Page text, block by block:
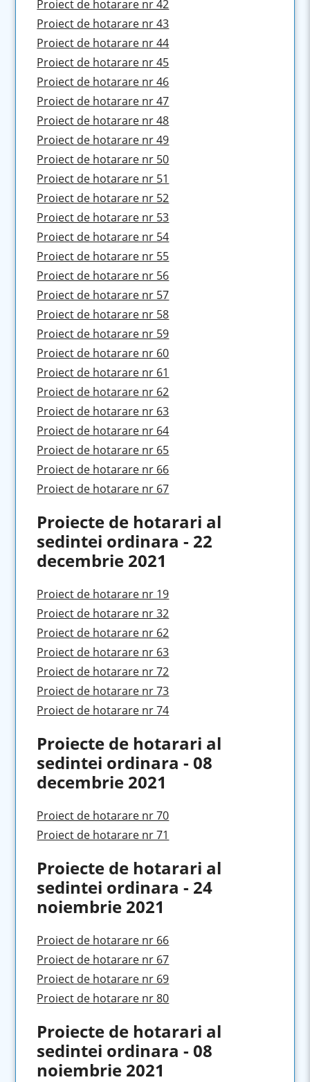
Proiect de hotarare nr 42
Proiect de hotarare nr 43
Proiect de hotarare nr 44
Proiect de hotarare nr 45
Proiect de hotarare nr 46
Proiect de hotarare nr 47
Proiect de hotarare nr 48
Proiect de hotarare nr 49
Proiect de hotarare nr 50
Proiect de hotarare nr 51
Proiect de hotarare nr 52
Proiect de hotarare nr 53
Proiect de hotarare nr 54
Proiect de hotarare nr 55
Proiect de hotarare nr 56
Proiect de hotarare nr 57
Proiect de hotarare nr 58
Proiect de hotarare nr 59
Proiect de hotarare nr 60
Proiect de hotarare nr 61
Proiect de hotarare nr 62
Proiect de hotarare nr 63
Proiect de hotarare nr 64
Proiect de hotarare nr 65
Proiect de hotarare nr 66
Proiect de hotarare nr 67
Proiecte de hotarari al
sedintei ordinara - 22
decembrie 2021
Proiect de hotarare nr 19
Proiect de hotarare nr 32
Proiect de hotarare nr 62
Proiect de hotarare nr 63
Proiect de hotarare nr 72
Proiect de hotarare nr 73
Proiect de hotarare nr 74
Proiecte de hotarari al
sedintei ordinara - 08
decembrie 2021
Proiect de hotarare nr 70
Proiect de hotarare nr 71
Proiecte de hotarari al
sedintei ordinara - 24
noiembrie 2021
Proiect de hotarare nr 66
Proiect de hotarare nr 67
Proiect de hotarare nr 69
Proiect de hotarare nr 80
Proiecte de hotarari al
sedintei ordinara - 08
noiembrie 2021